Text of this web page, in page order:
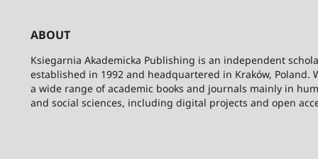
ABOUT
Ksiegarnia Akademicka Publishing is an independent
established in 1992 and headquartered in Kraków, Poland.
a wide range of academic books and journals mainly in
and social sciences, including digital projects and open